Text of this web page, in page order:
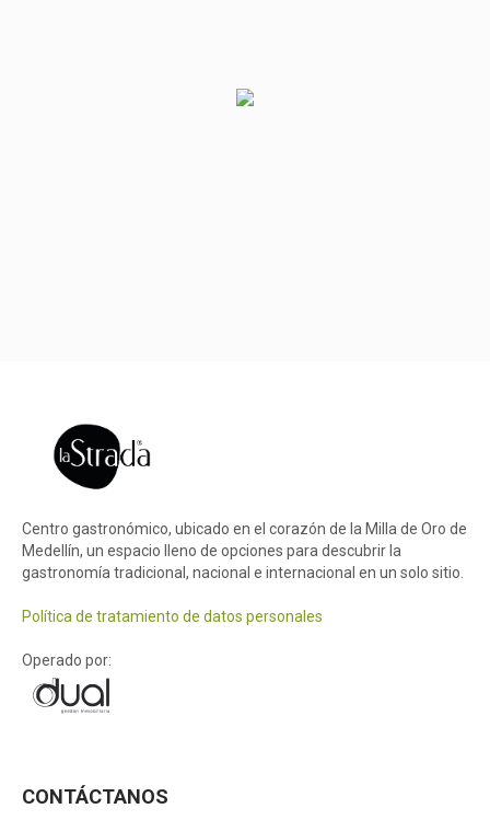
Centro gastronómico, ubicado en el corazón de la Milla de Oro de
Medellín, un espacio lleno de opciones para descubrir la
gastronomía tradicional, nacional e internacional en un solo sitio.
Política de tratamiento de datos personales
Operado por:
CONTÁCTANOS